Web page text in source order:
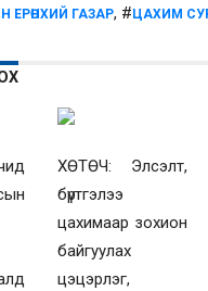
ЕРӨНХИЙ ГАЗАР, # ЦАХИМ
ХӨТӨЧ: Элсэлт,
бүртгэлээ
цахимаар зохион
байгуулах
цэцэрлэг,